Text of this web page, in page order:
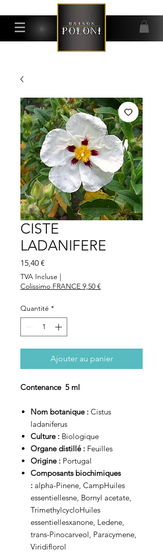
CISTE
LADANIFERE
15,40 €
TVA Incluse |
Colissimo FRANCE 9,50 €
Quantité *
Ajouter au panier
Contenance 5 ml
Nom botanique : Cistus
ladaniferus
Culture : Biologique
Organe distillé : Feuilles
Origine : Portugal
Composants biochimiques
: alpha-Pinene, CampHuiles
essentiellesne, Bornyl acetate,
TrimethylcycloHuiles
essentiellesxanone, Ledene,
trans-Pinocarveol, Paracymene,
Viridiflorol